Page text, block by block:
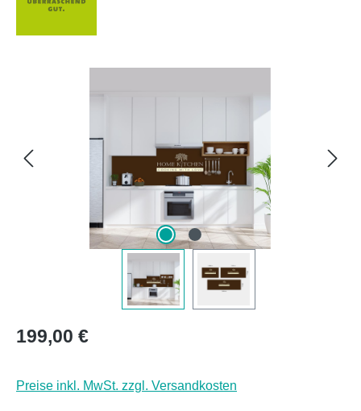
Regulärer Preis:
199,00 €
Preise inkl. MwSt. zzgl. Versandkosten